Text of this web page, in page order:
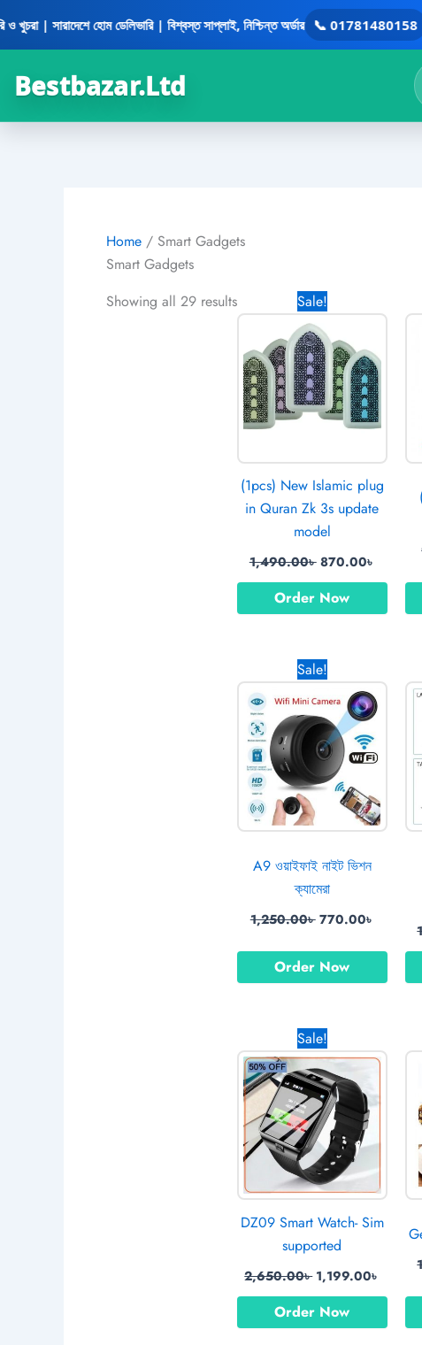
to
content
হোম ডেলিভারি | বিশ্বস্ত সাপ্লাই, নিশ্চিন্ত অর্ডার 📞 01781480158 •
Bestbazar.Ltd
Home / Smart Gadgets
Smart Gadgets
Showing all 29 results
Sale!
(1pcs) New Islamic plug
in Quran Zk 3s update
model
1,490.00৳
Original
price
was:
1,490.00৳ .
870.00৳
price
Order Now
Sale!
A9 ওয়াইফাই নাইট ভিশন
ক্যামেরা
1,250.00৳
Original
price
was:
1,250.00৳ .
770.00৳
price
is:
770.00৳
Order Now
Sale!
DZ09 Smart Watch- Sim
supported
2,650.00৳
Original
price
was:
2,650.00৳ .
1,199.00৳
price
is:
Order Now